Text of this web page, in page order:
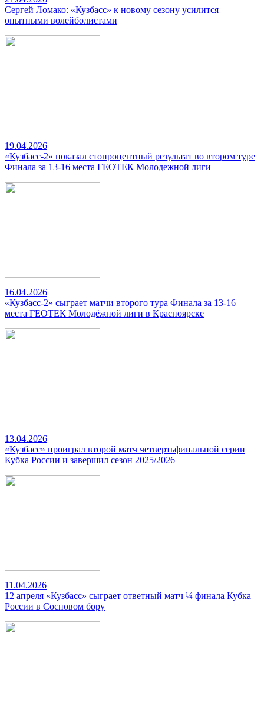
Сергей Ломако: «Кузбасс» к новому сезону усилится
опытными волейболистами
19.04.2026
«Кузбасс-2» показал стопроцентный результат во втором туре
Финала за 13-16 места ГЕОТЕК Молодежной лиги
16.04.2026
«Кузбасс-2» сыграет матчи второго тура Финала за 13-16
места ГЕОТЕК Молодёжной лиги в Красноярске
13.04.2026
«Кузбасс» проиграл второй матч четвертьфинальной серии
Кубка России и завершил сезон 2025/2026
11.04.2026
12 апреля «Кузбасс» сыграет ответный матч ¼ финала Кубка
России в Сосновом бору